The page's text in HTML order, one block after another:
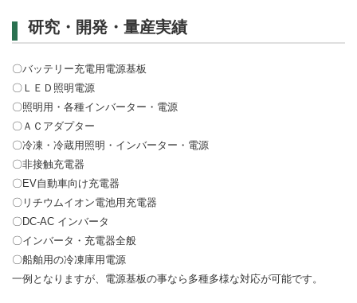
研究・開発・量産実績
〇バッテリー充電用電源基板
〇ＬＥＤ照明電源
〇照明用・各種インバーター・電源
〇ＡＣアダプター
〇冷凍・冷蔵用照明・インバーター・電源
〇非接触充電器
〇EV自動車向け充電器
〇リチウムイオン電池用充電器
〇DC-AC インバータ
〇インバータ・充電器全般
〇船舶用の冷凍庫用電源
一例となりますが、電源基板の事なら多種多様な対応が可能です。